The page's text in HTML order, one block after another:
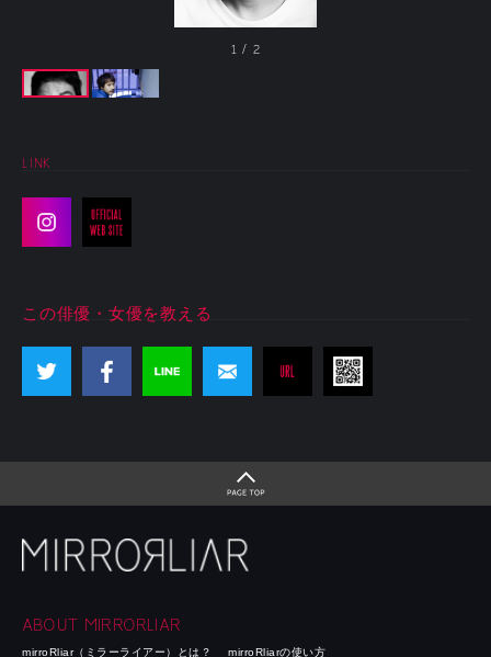
1 / 2
LINK
この俳優・女優を教える
ABOUT MIRRORLIAR
mirroRliar（ミラーライアー）とは？ mirroRliarの使い方